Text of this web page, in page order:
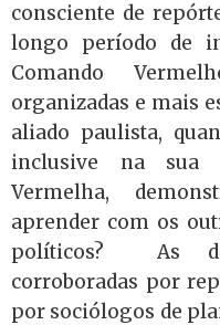
consciente de
longo período de
Comando
organizadas e mais
aliado paulista,
inclusive na sua
Vermelha,
aprender com os
políticos? As
corroboradas por
por sociólogos de